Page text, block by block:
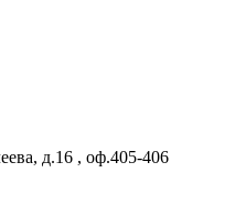
д.16 , оф.405-406